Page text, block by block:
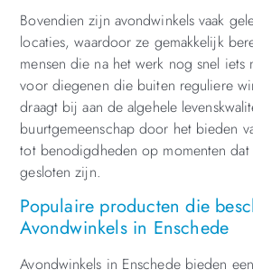
Bovendien zijn avondwinkels vaak
locaties, waardoor ze gemakkelijk
mensen die na het werk nog snel
voor diegenen die buiten reguliere
draagt bij aan de algehele
buurtgemeenschap door het bieden
tot benodigdheden op momenten dat
gesloten zijn.
Populaire producten die
Avondwinkels in Enschede
Avondwinkels in Enschede bieden